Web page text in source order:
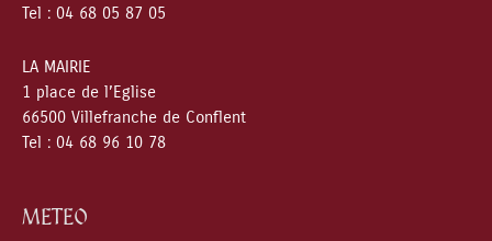
Tel : 04 68 05 87 05
LA MAIRIE
1 place de l’Eglise
66500 Villefranche de Conflent
Tel : 04 68 96 10 78
METEO